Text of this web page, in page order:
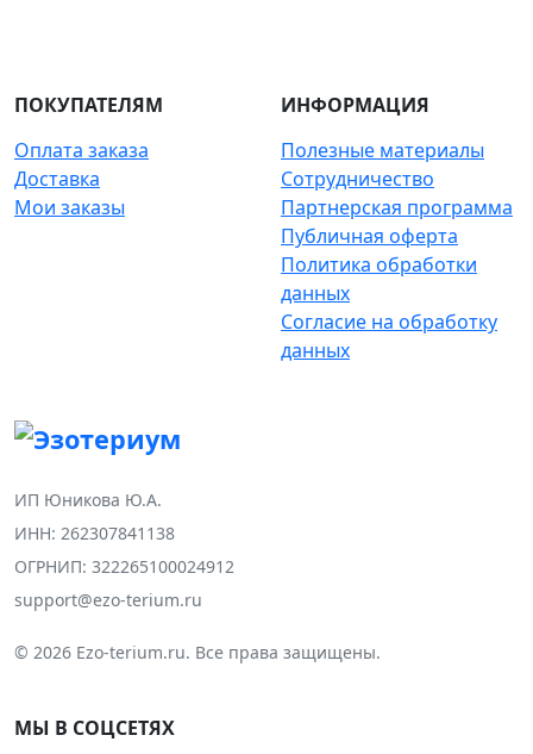
ИП Юникова Ю.А.
ИНН: 262307841138
ОГРНИП: 322265100024912
support@ezo-terium.ru
© 2026 Ezo-terium.ru. Все права защищены.
ПОКУПАТЕЛЯМ
Оплата заказа
Доставка
Мои заказы
ИНФОРМАЦИЯ
Полезные материалы
Сотрудничество
Партнерская программа
Публичная оферта
Политика обработки
данных
Согласие на обработку
данных
МЫ В СОЦСЕТЯХ